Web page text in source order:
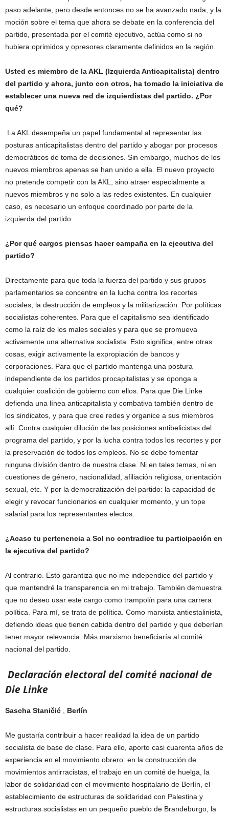
paso adelante, pero desde entonces no se ha avanzado nada, y la
moción sobre el tema que ahora se debate en la conferencia del
partido, presentada por el comité ejecutivo, actúa como si no
hubiera oprimidos y opresores claramente definidos en la región.
Usted es miembro de la AKL (Izquierda Anticapitalista) dentro
del partido y ahora, junto con otros, ha tomado la iniciativa de
establecer una nueva red de izquierdistas del partido. ¿Por
qué?
La AKL desempeña un papel fundamental al representar las
posturas anticapitalistas dentro del partido y abogar por procesos
democráticos de toma de decisiones. Sin embargo, muchos de los
nuevos miembros apenas se han unido a ella. El nuevo proyecto
no pretende competir con la AKL, sino atraer especialmente a
nuevos miembros y no solo a las redes existentes. En cualquier
caso, es necesario un enfoque coordinado por parte de la
izquierda del partido.
¿Por qué cargos piensas hacer campaña en la ejecutiva del
partido?
Directamente para que toda la fuerza del partido y sus grupos
parlamentarios se concentre en la lucha contra los recortes
sociales, la destrucción de empleos y la militarización. Por políticas
socialistas coherentes. Para que el capitalismo sea identificado
como la raíz de los males sociales y para que se promueva
activamente una alternativa socialista. Esto significa, entre otras
cosas, exigir activamente la expropiación de bancos y
corporaciones. Para que el partido mantenga una postura
independiente de los partidos procapitalistas y se oponga a
cualquier coalición de gobierno con ellos. Para que Die Linke
defienda una línea anticapitalista y combativa también dentro de
los sindicatos, y para que cree redes y organice a sus miembros
allí. Contra cualquier dilución de las posiciones antibelicistas del
programa del partido, y por la lucha contra todos los recortes y por
la preservación de todos los empleos. No se debe fomentar
ninguna división dentro de nuestra clase. Ni en tales temas, ni en
cuestiones de género, nacionalidad, afiliación religiosa, orientación
sexual, etc. Y por la democratización del partido: la capacidad de
elegir y revocar funcionarios en cualquier momento, y un tope
salarial para los representantes electos.
¿Acaso tu pertenencia a Sol no contradice tu participación en
la ejecutiva del partido?
Al contrario. Esto garantiza que no me independice del partido y
que mantendré la transparencia en mi trabajo. También demuestra
que no deseo usar este cargo como trampolín para una carrera
política. Para mí, se trata de política. Como marxista antiestalinista,
defiendo ideas que tienen cabida dentro del partido y que deberían
tener mayor relevancia. Más marxismo beneficiaría al comité
nacional del partido.
Declaración electoral del comité nacional de
Die Linke
Sascha Staničić Berlín
Me gustaría contribuir a hacer realidad la idea de un partido
socialista de base de clase. Para ello, aporto casi cuarenta años de
experiencia en el movimiento obrero: en la construcción de
movimientos antirracistas, el trabajo en un comité de huelga, la
labor de solidaridad con el movimiento hospitalario de Berlín, el
establecimiento de estructuras de solidaridad con Palestina y
estructuras socialistas en un pequeño pueblo de Brandeburgo, la